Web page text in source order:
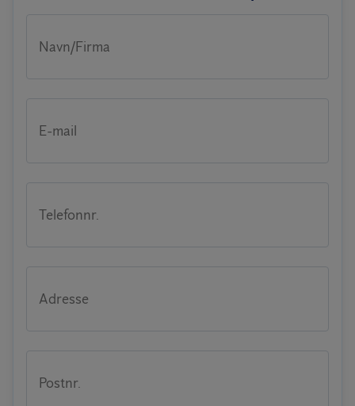
Navn/Firma
E-mail
Telefonnr.
Adresse
Postnr.